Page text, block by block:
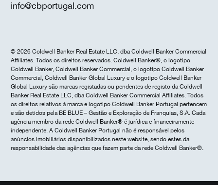
info@cbportugal.com
© 2026 Coldwell Banker Real Estate LLC, dba Coldwell Banker Commercial
Affiliates. Todos os direitos reservados. Coldwell Banker®, o logotipo
Coldwell Banker, Coldwell Banker Commercial, o logotipo Coldwell Banker
Commercial, Coldwell Banker Global Luxury e o logotipo Coldwell Banker
Global Luxury são marcas registadas ou pendentes de registo da Coldwell
Banker Real Estate LLC, dba Coldwell Banker Commercial Affiliates. Todos
os direitos relativos à marca e logotipo Coldwell Banker Portugal pertencem
e são detidos pela BE BLUE – Gestão e Exploração de Franquias, S.A. Cada
agência membro da rede Coldwell Banker® é jurídica e financeiramente
independente. A Coldwell Banker Portugal não é responsável pelos
anúncios imobiliários disponibilizados neste website, sendo estes da
responsabilidade das agências que fazem parte da rede Coldwell Banker®.